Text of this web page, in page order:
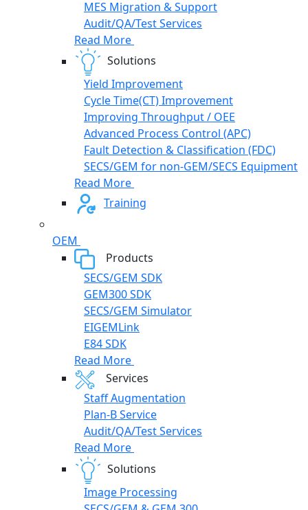
MES Migration & Support
Audit/QA/Test Services
Read More
Solutions
Yield Improvement
Cycle Time(CT) Improvement
Improving Throughput / OEE
Advanced Process Control (APC)
Fault Detection & Classification (FDC)
SECS/GEM for non-GEM/SECS Equipment
Read More
Training
OEM
Products
SECS/GEM SDK
GEM300 SDK
SECS/GEM Simulator
EIGEMLink
E84 SDK
Read More
Services
Staff Augmentation
Plan-B Service
Audit/QA/Test Services
Read More
Solutions
Image Processing